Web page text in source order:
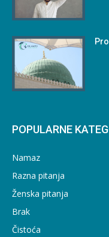
POPULARNE
Namaz
Razna pitanja
Ženska pitanja
Brak
Čistoća